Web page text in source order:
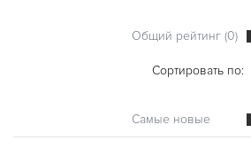
Общий рейтинг (0)
Сортировать по:
Самые новые